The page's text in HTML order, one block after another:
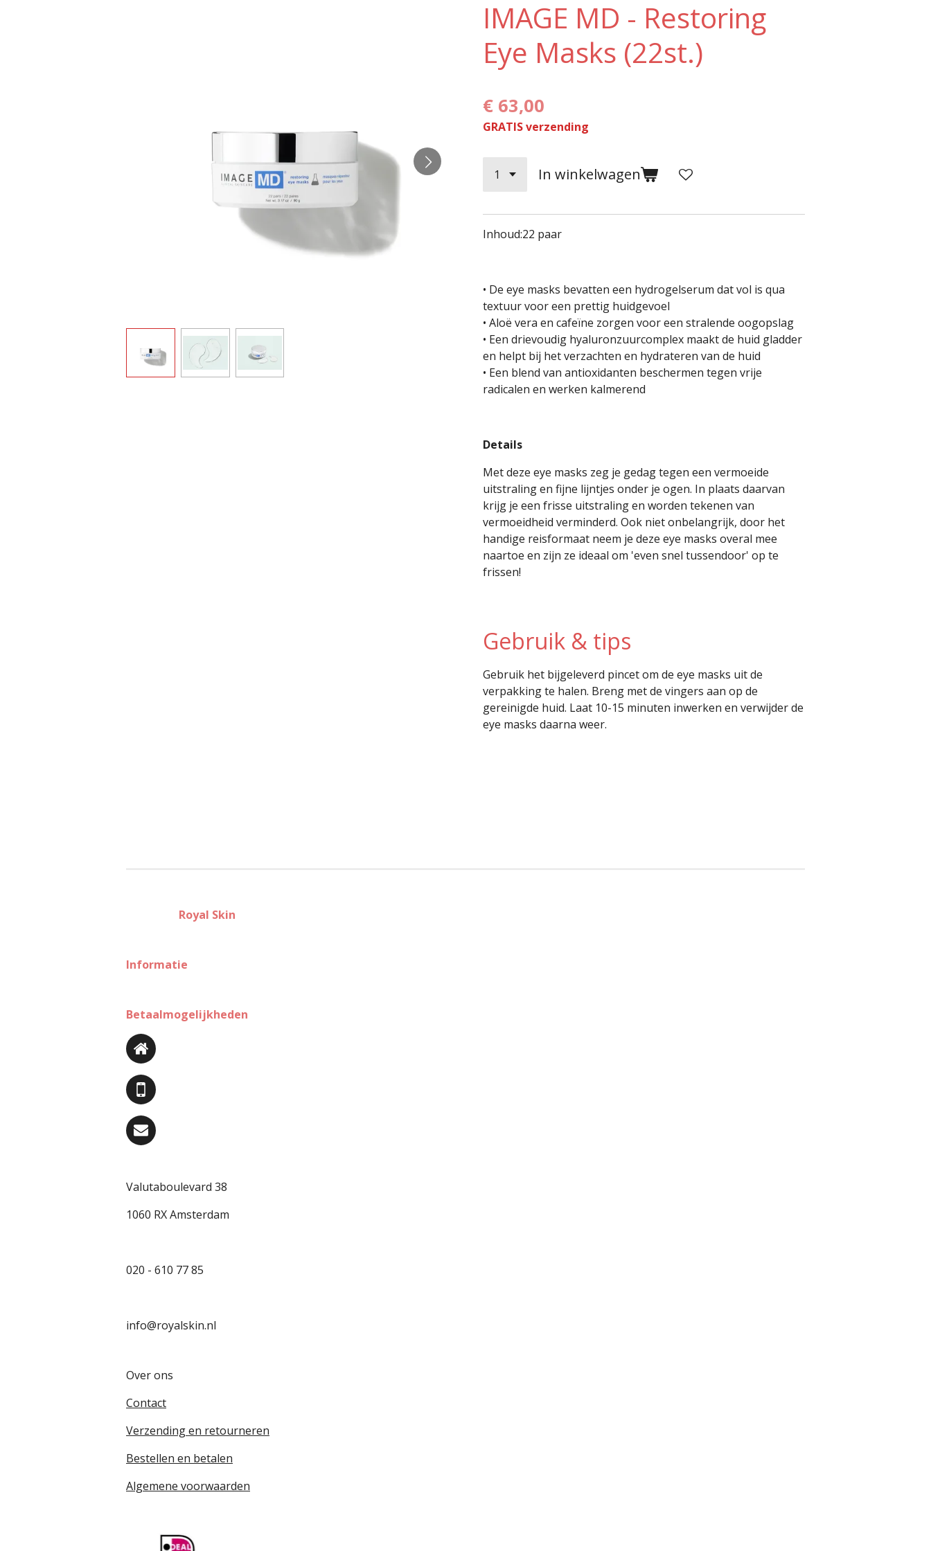
IMAGE MD - Restoring
Eye Masks (22st.)
€ 63,00
GRATIS verzending
In winkelwagen
Inhoud:22 paar
• De eye masks bevatten een hydrogelserum dat vol is qua
textuur voor een prettig huidgevoel
• Aloë vera en cafeïne zorgen voor een stralende oogopslag
• Een drievoudig hyaluronzuurcomplex maakt de huid gladder
en helpt bij het verzachten en hydrateren van de huid
• Een blend van antioxidanten beschermen tegen vrije
radicalen en werken kalmerend
Details
Met deze eye masks zeg je gedag tegen een vermoeide
uitstraling en fijne lijntjes onder je ogen. In plaats daarvan
krijg je een frisse uitstraling en worden tekenen van
vermoeidheid verminderd. Ook niet onbelangrijk, door het
handige reisformaat neem je deze eye masks overal mee
naartoe en zijn ze ideaal om 'even snel tussendoor' op te
frissen!
Gebruik & tips
Gebruik het bijgeleverd pincet om de eye masks uit de
verpakking te halen. Breng met de vingers aan op de
gereinigde huid. Laat 10-15 minuten inwerken en verwijder de
eye masks daarna weer.
Royal Skin
Informatie
Betaalmogelijkheden
Valutaboulevard 38
1060 RX Amsterdam
020 - 610 77 85
info@royalskin.nl
Over ons
Contact
Verzending en retourneren
Bestellen en betalen
Algemene voorwaarden